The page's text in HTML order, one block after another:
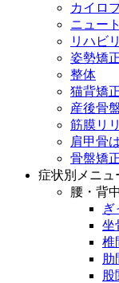
カイロ
ニュー
リハビ
姿勢矯
整体
猫背矯
産後骨
筋膜リ
肩甲骨
骨盤矯
症状別メニュ
腰・背
ぎ
坐
椎
肋
股